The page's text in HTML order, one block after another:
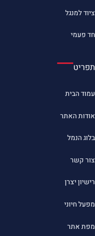
ציוד למנגל
חד פעמי
תפריט
עמוד הבית
אודות האתר
בלוג הנמל
צור קשר
רישיון יצרן
מפעל חיוני
מפת אתר